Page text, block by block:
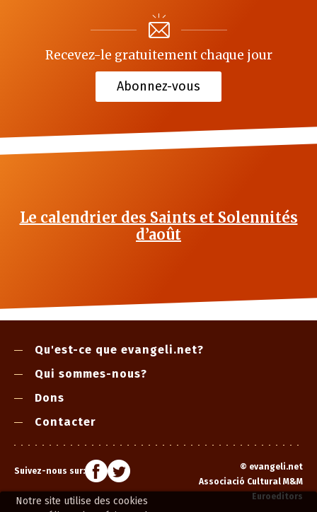
Notre site utilise des cookies
Recevez-le gratuitement chaque jour
Abonnez-vous
Le calendrier des Saints et Solennités
d’août
Qu'est-ce que evangeli.net?
Qui sommes-nous?
Dons
Contacter
Suivez-nous sur: © evangeli.net
Associació Cultural M&M
Euroeditors